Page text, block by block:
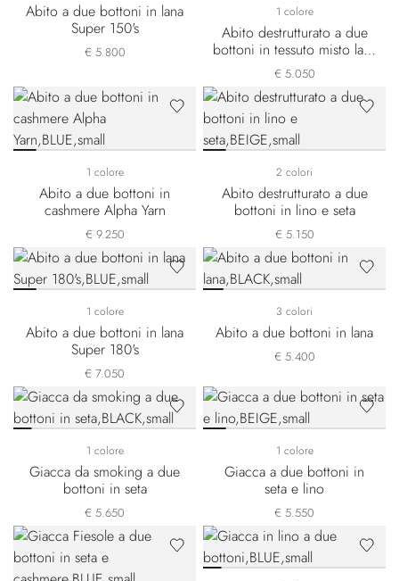
Abito a due bottoni in lana
Super 150's
€ 5.800
1 colore
Abito destrutturato a due
bottoni in tessuto misto lana
e lino
€ 5.050
1 colore
Abito a due bottoni in
cashmere Alpha Yarn
€ 9.250
2 colori
Abito destrutturato a due
bottoni in lino e seta
€ 5.150
1 colore
Abito a due bottoni in lana
Super 180's
€ 7.050
3 colori
Abito a due bottoni in lana
€ 5.400
1 colore
Giacca da smoking a due
bottoni in seta
€ 5.650
1 colore
Giacca a due bottoni in
seta e lino
€ 5.550